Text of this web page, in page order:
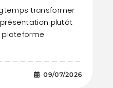
transformer
plutôt
plateforme
09/07/2026